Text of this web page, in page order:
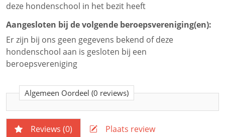
deze hondenschool in het bezit heeft
Aangesloten bij de volgende beroepsvereniging(en):
Er zijn bij ons geen gegevens bekend of deze
hondenschool aan is gesloten bij een
beroepsvereniging
Algemeen Oordeel (0 reviews)
Reviews (0) Plaats review